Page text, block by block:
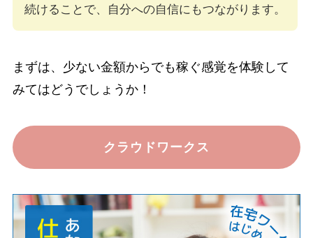
続けることで、自分への自信にもつながります。
まずは、少ない金額からでも稼ぐ感覚を体験して
みてはどうでしょうか！
クラウドワークス